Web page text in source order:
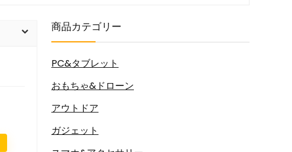
商品カテゴリー
PC&タブレット
おもちゃ&ドローン
アウトドア
ガジェット